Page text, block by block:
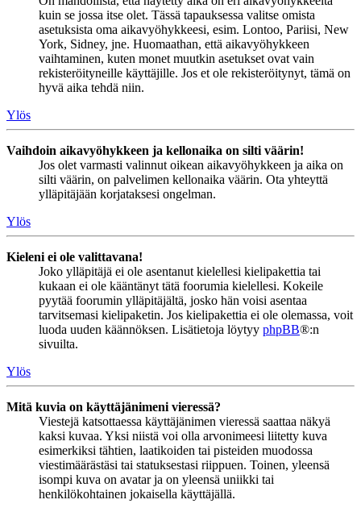
kuin se jossa itse olet. Tässä tapauksessa valitse omista
asetuksista oma aikavyöhykkeesi, esim. Lontoo, Pariisi, New
York, Sidney, jne. Huomaathan, että aikavyöhykkeen
vaihtaminen, kuten monet muutkin asetukset ovat vain
rekisteröityneille käyttäjille. Jos et ole rekisteröitynyt, tämä on
hyvä aika tehdä niin.
Ylös
Vaihdoin aikavyöhykkeen ja kellonaika on silti väärin!
Jos olet varmasti valinnut oikean aikavyöhykkeen ja aika on
silti väärin, on palvelimen kellonaika väärin. Ota yhteyttä
ylläpitäjään korjataksesi ongelman.
Ylös
Kieleni ei ole valittavana!
Joko ylläpitäjä ei ole asentanut kielellesi kielipakettia tai
kukaan ei ole kääntänyt tätä foorumia kielellesi. Kokeile
pyytää foorumin ylläpitäjältä, josko hän voisi asentaa
tarvitsemasi kielipaketin. Jos kielipakettia ei ole olemassa, voit
luoda uuden käännöksen. Lisätietoja löytyy phpBB®:n
sivuilta.
Ylös
Mitä kuvia on käyttäjänimeni vieressä?
Viestejä katsottaessa käyttäjänimen vieressä saattaa näkyä
kaksi kuvaa. Yksi niistä voi olla arvonimeesi liitetty kuva
esimerkiksi tähtien, laatikoiden tai pisteiden muodossa
viestimäärästäsi tai statuksestasi riippuen. Toinen, yleensä
isompi kuva on avatar ja on yleensä uniikki tai
henkilökohtainen jokaisella käyttäjällä.